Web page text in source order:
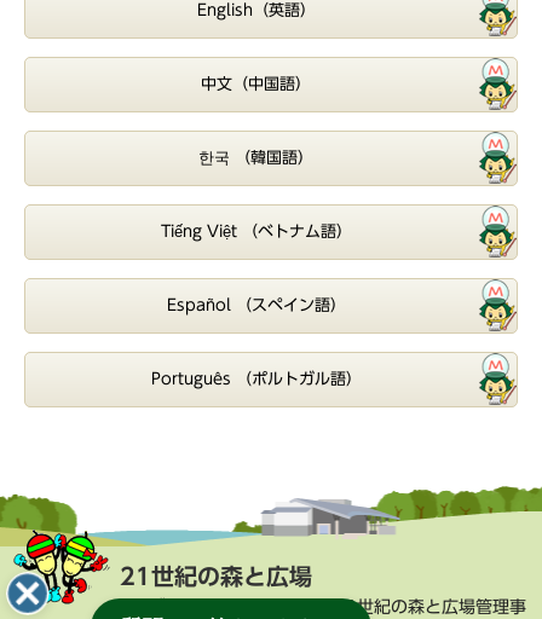
English（英語）
中文（中国語）
한국 （韓国語）
Tiếng Việt （ベトナム語）
Español （スペイン語）
Português （ポルトガル語）
21世紀の森と広場
街づくり部 公園緑地課 21世紀の森と広場管理事